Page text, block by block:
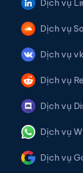
Dịch vụ
Dịch vụ
Dịch vụ vk
Dịch vụ
Dịch vụ
Dịch vụ
Dịch vụ